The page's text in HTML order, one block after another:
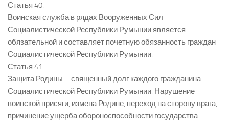
Статья 40.
Воинская служба в рядах Вооруженных Сил
Социалистической Республики Румынии является
обязательной и составляет почетную обязанность граждан
Социалистической Республики Румынии.
Статья 41.
Защита Родины – священный долг каждого гражданина
Социалистической Республики Румынии. Нарушение
воинской присяги, измена Родине, переход на сторону врага,
причинение ущерба обороноспособности государства